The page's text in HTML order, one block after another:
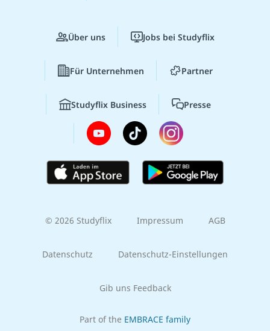
Über uns Jobs bei Studyflix
Für Unternehmen Partner
Studyflix Business Presse
© 2026 Studyflix Impressum AGB
Datenschutz Datenschutz-Einstellungen
Gib uns Feedback
Part of the EMBRACE family